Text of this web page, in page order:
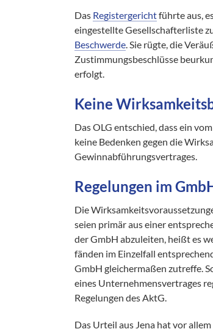
Das Registergerichtführte aus,
eingestellte Gesellschafterliste
Beschwerde. Sie rügte, die
Zustimmungsbeschlüsse
erfolgt.
Keine
Das OLG entschied, dass ein vom
keine Bedenken gegen die
Gewinnabführungsvertrages.
Regelungen im
Die
seien primär aus einer
der GmbH abzuleiten, heißt es
fänden im Einzelfall
GmbH gleichermaßen zutreffe.
eines Unternehmensvertrages
Regelungen des AktG.
Das Urteil aus Jena hat vor